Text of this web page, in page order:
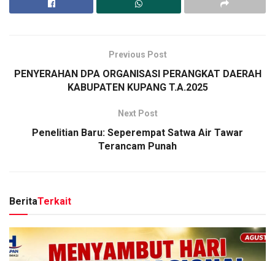
Previous Post
PENYERAHAN DPA ORGANISASI PERANGKAT DAERAH
KABUPATEN KUPANG T.A.2025
Next Post
Penelitian Baru: Seperempat Satwa Air Tawar
Terancam Punah
BeritaTerkait